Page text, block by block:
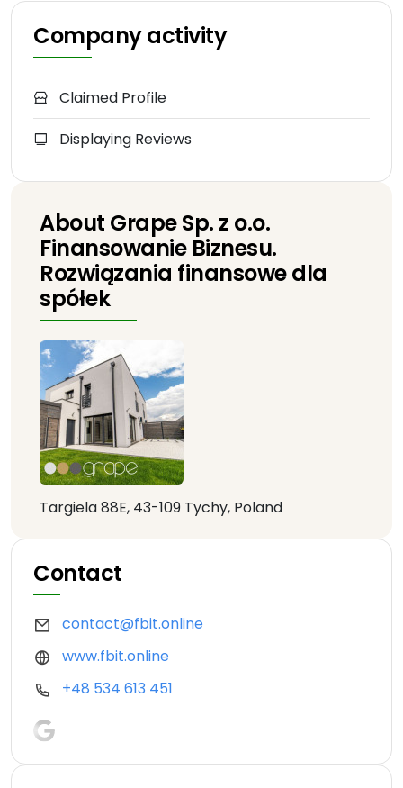
Company activity
Claimed Profile
Displaying Reviews
About Grape Sp. z o.o.
Finansowanie Biznesu.
Rozwiązania finansowe dla
spółek
Targiela 88E, 43-109 Tychy, Poland
Contact
contact@fbit.online
www.fbit.online
+48 534 613 451